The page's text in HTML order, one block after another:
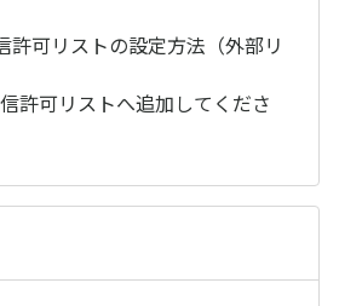
許可リストの設定方法（外部リ
許可リストへ追加してくださ